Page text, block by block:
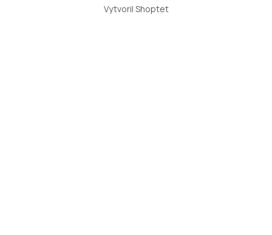
Vytvoril Shoptet